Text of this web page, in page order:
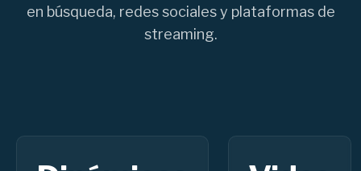
en búsqueda, redes sociales y plataformas de
streaming.